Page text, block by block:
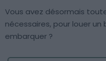
Vous avez désormais
nécessaires, pour louer
embarquer ?